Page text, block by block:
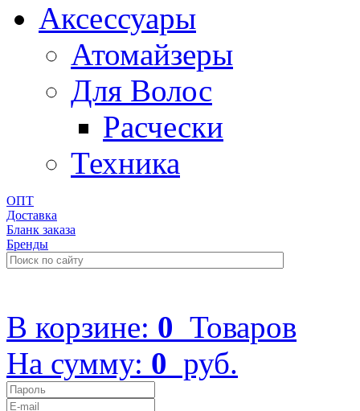
Aксессуары
Атомайзеры
Для Волос
Расчески
Техника
ОПТ
Доставка
Бланк заказа
Бренды
В корзине: 0 Товаров
На сумму: 0 руб.